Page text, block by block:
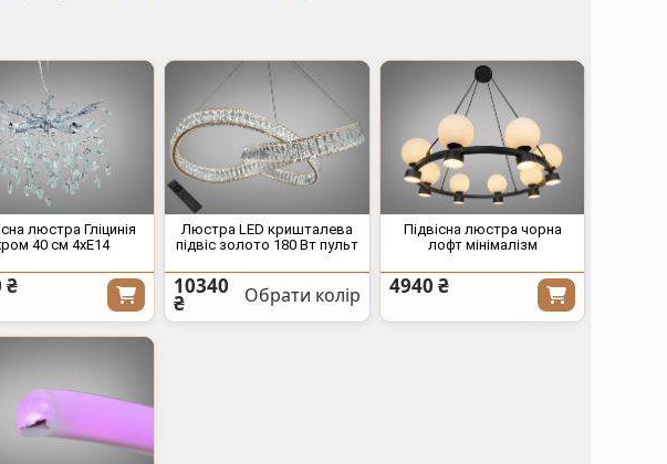
люстра Гліцинія
40 см 4xE14
₴
Люстра LED кришталева
підвіс золото 180 Вт пульт
10340
₴ Обрати колір
Підвісна люстра чорна
лофт мінімалізм
4940 ₴